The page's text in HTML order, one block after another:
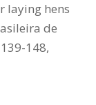
laying hens
de
148,